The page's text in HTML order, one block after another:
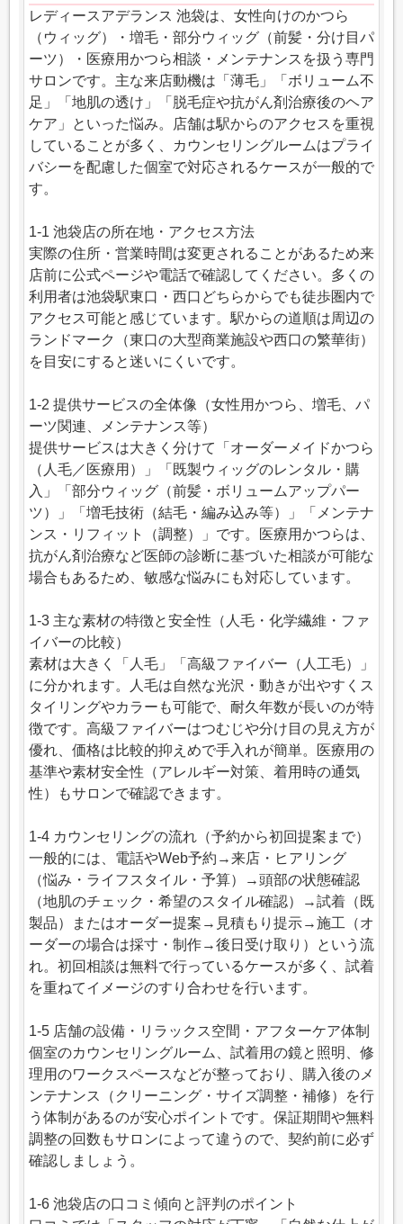
レディースアデランス 池袋は、女性向けのかつら
（ウィッグ）・増毛・部分ウィッグ（前髪・分け目パ
ーツ）・医療用かつら相談・メンテナンスを扱う専門
サロンです。主な来店動機は「薄毛」「ボリューム不
足」「地肌の透け」「脱毛症や抗がん剤治療後のヘア
ケア」といった悩み。店舗は駅からのアクセスを重視
していることが多く、カウンセリングルームはプライ
バシーを配慮した個室で対応されるケースが一般的で
す。
1-1 池袋店の所在地・アクセス方法
実際の住所・営業時間は変更されることがあるため来
店前に公式ページや電話で確認してください。多くの
利用者は池袋駅東口・西口どちらからでも徒歩圏内で
アクセス可能と感じています。駅からの道順は周辺の
ランドマーク（東口の大型商業施設や西口の繁華街）
を目安にすると迷いにくいです。
1-2 提供サービスの全体像（女性用かつら、増毛、パ
ーツ関連、メンテナンス等）
提供サービスは大きく分けて「オーダーメイドかつら
（人毛／医療用）」「既製ウィッグのレンタル・購
入」「部分ウィッグ（前髪・ボリュームアップパー
ツ）」「増毛技術（結毛・編み込み等）」「メンテナ
ンス・リフィット（調整）」です。医療用かつらは、
抗がん剤治療など医師の診断に基づいた相談が可能な
場合もあるため、敏感な悩みにも対応しています。
1-3 主な素材の特徴と安全性（人毛・化学繊維・ファ
イバーの比較）
素材は大きく「人毛」「高級ファイバー（人工毛）」
に分かれます。人毛は自然な光沢・動きが出やすくス
タイリングやカラーも可能で、耐久年数が長いのが特
徴です。高級ファイバーはつむじや分け目の見え方が
優れ、価格は比較的抑えめで手入れが簡単。医療用の
基準や素材安全性（アレルギー対策、着用時の通気
性）もサロンで確認できます。
1-4 カウンセリングの流れ（予約から初回提案まで）
一般的には、電話やWeb予約→来店・ヒアリング
（悩み・ライフスタイル・予算）→頭部の状態確認
（地肌のチェック・希望のスタイル確認）→試着（既
製品）またはオーダー提案→見積もり提示→施工（オ
ーダーの場合は採寸・制作→後日受け取り）という流
れ。初回相談は無料で行っているケースが多く、試着
を重ねてイメージのすり合わせを行います。
1-5 店舗の設備・リラックス空間・アフターケア体制
個室のカウンセリングルーム、試着用の鏡と照明、修
理用のワークスペースなどが整っており、購入後のメ
ンテナンス（クリーニング・サイズ調整・補修）を行
う体制があるのが安心ポイントです。保証期間や無料
調整の回数もサロンによって違うので、契約前に必ず
確認しましょう。
1-6 池袋店の口コミ傾向と評判のポイント